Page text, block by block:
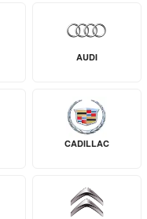
AUDI
CADILLAC